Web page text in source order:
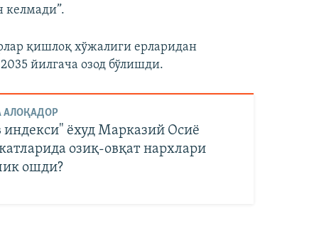
келмади”.
қишлоқ хўжалиги ерларидан
йилгача озод бўлишди.
АЛОҚАДОР
индекси" ёхуд Марказий Осиё
озиқ-овқат нархлари
ошди?